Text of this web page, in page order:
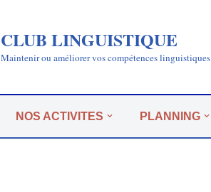
CLUB LINGUISTIQUE
Maintenir ou améliorer vos compétences linguistiques
NOS ACTIVITES PLANNING